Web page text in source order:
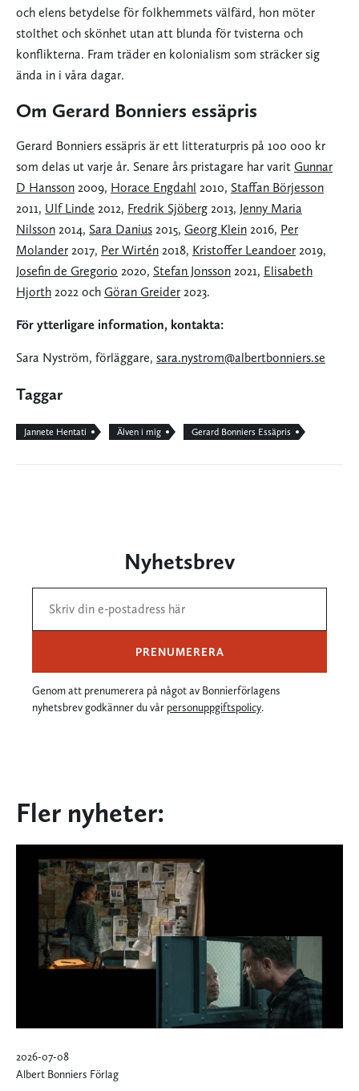
och elens betydelse för folkhemmets välfärd, hon möter
stolthet och skönhet utan att blunda för tvisterna och
konflikterna. Fram träder en kolonialism som sträcker sig
ända in i våra dagar.
Om Gerard Bonniers essäpris
Gerard Bonniers essäpris är ett litteraturpris på 100 000 kr
som delas ut varje år. Senare års pristagare har varit Gunnar
D Hansson 2009, Horace Engdahl 2010, Staffan Börjesson
2011, Ulf Linde 2012, Fredrik Sjöberg 2013, Jenny Maria
Nilsson 2014, Sara Danius 2015, Georg Klein 2016, Per
Molander 2017, Per Wirtén 2018, Kristoffer Leandoer 2019,
Josefin de Gregorio 2020, Stefan Jonsson 2021, Elisabeth
Hjorth 2022 och Göran Greider 2023.
För ytterligare information, kontakta:
Sara Nyström, förläggare, sara.nystrom@albertbonniers.se
Taggar
Jannete Hentati Älven i mig Gerard Bonniers Essäpris
Nyhetsbrev
PRENUMERERA
Genom att prenumerera på något av Bonnierförlagens
nyhetsbrev godkänner du vår personuppgiftspolicy.
Fler nyheter:
2026-07-08
Albert Bonniers Förlag